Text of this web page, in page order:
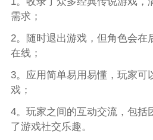
需求；
2。随时退出游戏，但角色会在
在线；
3。应用简单易用易懂，玩家可
戏；
4。玩家之间的互动交流，包括
了游戏社交乐趣。